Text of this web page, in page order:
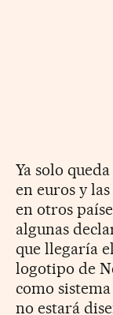
Ya solo
en euros y
en otros
algunas
que llegaría
logotipo de
como
no estará